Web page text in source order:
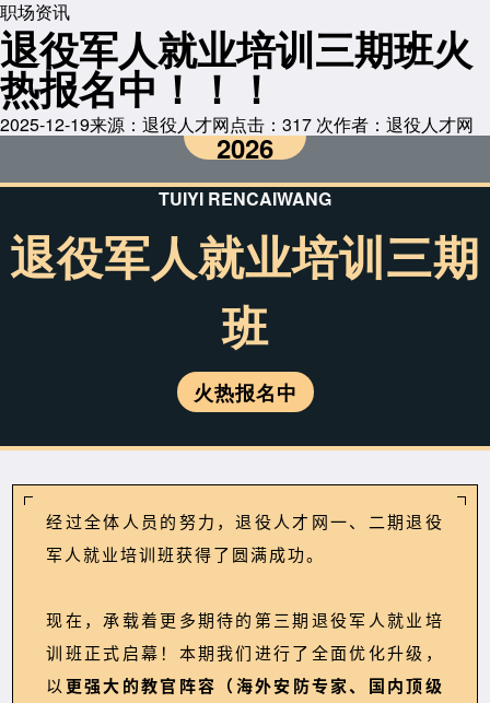
职场资讯
退役军人就业培训三期班火
热报名中！！！
2025-12-19来源：退役人才网点击： 317 次作者：退役人才网
2026
TUIYI RENCAIWANG
退役军人就业培训三期
班
火热报名中
经过全体人员的努力，退役人才网一、二期退役
军人就业培训班获得了圆满成功。
现在，承载着更多期待的第三期退役军人就业培
训班正式启幕！本期我们进行了全面优化升级，
以 更强大的教官阵容（海外安防专家、国内顶级